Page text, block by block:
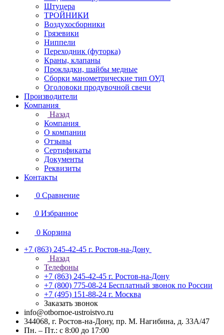
Штуцера
ТРОЙНИКИ
Воздухосборники
Грязевики
Ниппели
Переходник (футорка)
Краны, клапаны
Прокладки, шайбы медные
Сборки манометрические тип ОУД
Оголовоки продувочной свечи
Производители
Компания
Назад
Компания
О компании
Отзывы
Сертификаты
Документы
Реквизиты
Контакты
0 Сравнение
0 Избранное
0 Корзина
+7 (863) 245-42-45 г. Ростов-на-Дону
Назад
Телефоны
+7 (863) 245-42-45 г. Ростов-на-Дону
+7 (800) 775-08-24 Бесплатный звонок по России
+7 (495) 151-88-24 г. Москва
Заказать звонок
info@otbornoe-ustroistvo.ru
344068, г. Ростов-на-Дону, пр. М. Нагибина, д. 33А/47
Пн. – Пт.: с 8:00 до 17:00